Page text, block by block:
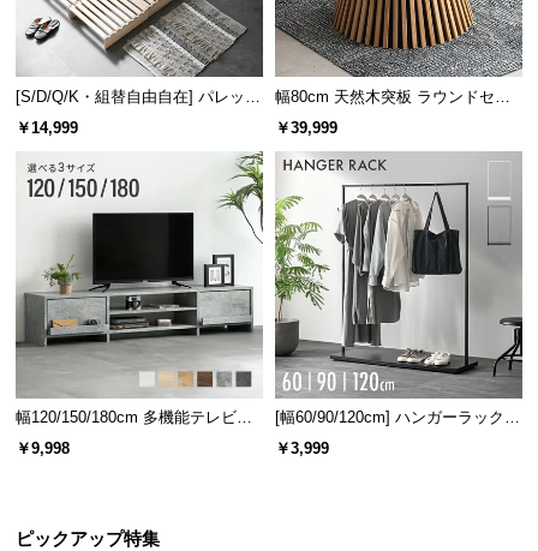
[S/D/Q/K・組替自由自在] パレット
ベッド 8/12/16枚セット
￥14,999
幅80cm 天然木突板 ラウンドセン
ターテーブル 美しい格子デザイン
￥39,999
幅120/150/180cm 多機能テレビボ
ード 木目/石目調 オープン収納・
￥9,998
[幅60/90/120cm] ハンガーラック
スチール 4段階高さ調節 サイドフ
￥3,999
ピックアップ特集